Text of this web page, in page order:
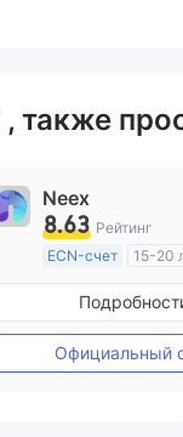
, также
Neex
8.63 Рейтинг
ECN-счет
15-20
Регулирование в
Маркет-Мейкинг
Основной
Официальный